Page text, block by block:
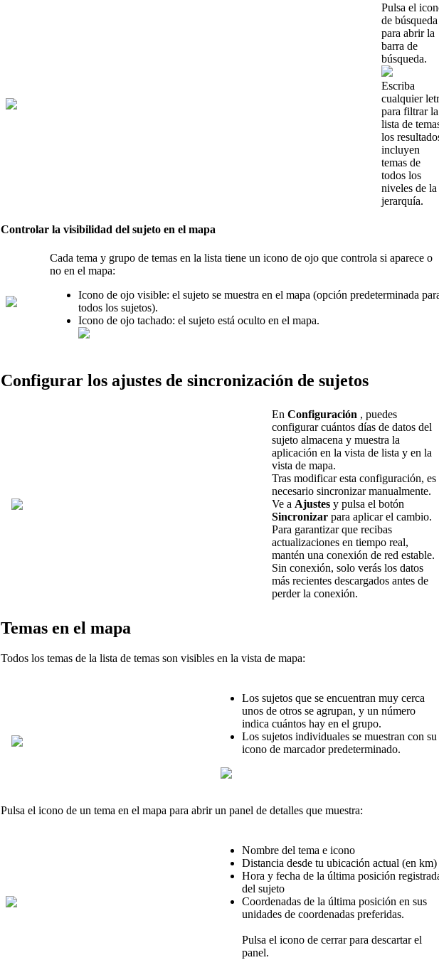
Pulsa el
de búsqueda
para abrir la
barra de
búsqueda.
Escriba
cualquier
para filtrar la
lista de
los
incluyen
temas de
todos los
niveles de la
jerarquía.
Controlar la visibilidad del sujeto en el mapa
Cada tema y grupo de temas en la lista tiene un icono de ojo que controla si aparece o
no en el mapa:
Icono de ojo visible: el sujeto se muestra en el mapa (opción predeterminada
todos los sujetos).
Icono de ojo tachado: el sujeto está oculto en el mapa.
Configurar los ajustes de sincronización de sujetos
En Configuración , puedes
configurar cuántos días de datos del
sujeto almacena y muestra la
aplicación en la vista de lista y en la
vista de mapa.
Tras modificar esta configuración, es
necesario sincronizar manualmente.
Ve a Ajustes y pulsa el botón
Sincronizar para aplicar el cambio.
Para garantizar que recibas
actualizaciones en tiempo real,
mantén una conexión de red estable.
Sin conexión, solo verás los datos
más recientes descargados antes de
perder la conexión.
Temas en el mapa
Todos los temas de la lista de temas son visibles en la vista de mapa:
Los sujetos que se encuentran muy cerca
unos de otros se agrupan, y un número
indica cuántos hay en el grupo.
Los sujetos individuales se muestran con su
icono de marcador predeterminado.
Pulsa el icono de un tema en el mapa para abrir un panel de detalles que muestra:
Nombre del tema e icono
Distancia desde tu ubicación actual (en km)
Hora y fecha de la última posición
del sujeto
Coordenadas de la última posición en sus
unidades de coordenadas preferidas.
Pulsa el icono de cerrar para descartar el
panel.